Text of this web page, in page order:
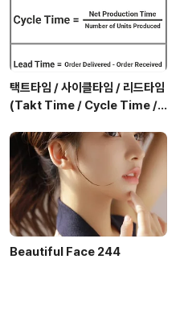
택트타임 / 사이클타임 / 리드타임
(Takt Time / Cycle Time / L
Beautiful Face 244